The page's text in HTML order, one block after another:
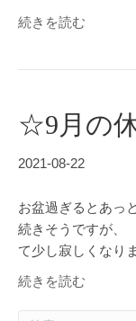
続きを読む
☆9月の
2021-08-22
お盆過ぎるとあっ
続きそうですが、
て少し寂しくな
続きを読む